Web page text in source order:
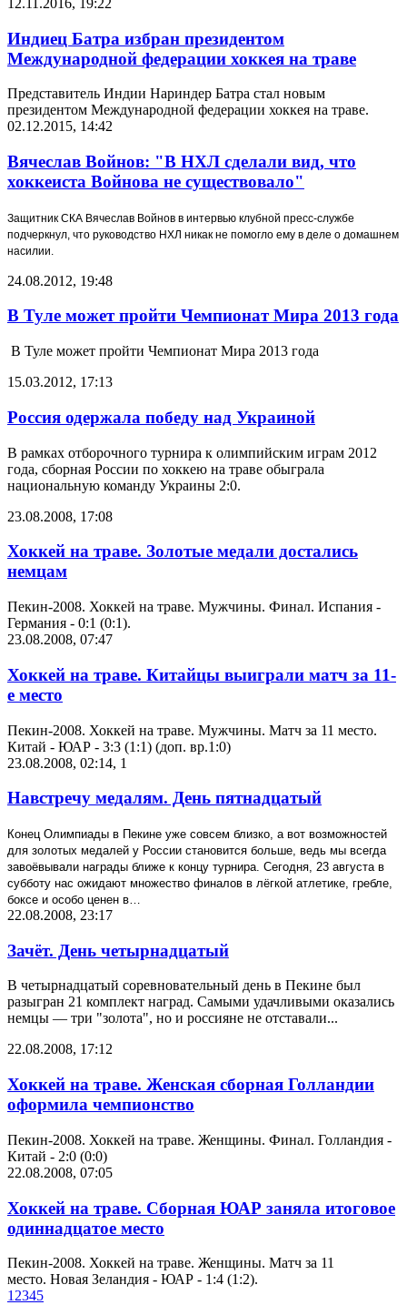
Индиец Батра избран президентом
Международной федерации хоккея на траве
Представитель Индии Нариндер Батра стал новым
президентом Международной федерации хоккея на траве.
02.12.2015, 14:42
Вячеслав Войнов: "В НХЛ сделали вид, что
хоккеиста Войнова не существовало"
Защитник СКА Вячеслав Войнов в интервью клубной пресс-службе
подчеркнул, что руководство НХЛ никак не помогло ему в деле о домашнем
насилии.
24.08.2012, 19:48
В Туле может пройти Чемпионат Мира 2013 года
В Туле может пройти Чемпионат Мира 2013 года
15.03.2012, 17:13
Россия одержала победу над Украиной
В рамках отборочного турнира к олимпийским играм 2012
года, сборная России по хоккею на траве обыграла
национальную команду Украины 2:0.
23.08.2008, 17:08
Хоккей на траве. Золотые медали достались
немцам
Пекин-2008. Хоккей на траве. Мужчины. Финал. Испания -
Германия - 0:1 (0:1).
23.08.2008, 07:47
Хоккей на траве. Китайцы выиграли матч за 11-
е место
Пекин-2008. Хоккей на траве. Мужчины. Матч за 11 место.
Китай - ЮАР - 3:3 (1:1) (доп. вр.1:0)
23.08.2008, 02:14, 1
Навстречу медалям. День пятнадцатый
Конец Олимпиады в Пекине уже совсем близко, а вот возможностей
для золотых медалей у России становится больше, ведь мы всегда
завоёвывали награды ближе к концу турнира. Сегодня, 23 августа в
субботу нас ожидают множество финалов в лёгкой атлетике, гребле,
боксе и особо ценен в…
22.08.2008, 23:17
Зачёт. День четырнадцатый
В четырнадцатый соревновательный день в Пекине был
разыгран 21 комплект наград. Самыми удачливыми оказались
немцы — три "золота", но и россияне не отставали...
22.08.2008, 17:12
Хоккей на траве. Женская сборная Голландии
оформила чемпионство
Пекин-2008. Хоккей на траве. Женщины. Финал. Голландия -
Китай - 2:0 (0:0)
22.08.2008, 07:05
Хоккей на траве. Сборная ЮАР заняла итоговое
одиннадцатое место
Пекин-2008. Хоккей на траве. Женщины. Матч за 11
место. Новая Зеландия - ЮАР - 1:4 (1:2).
1 2345